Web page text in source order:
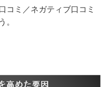
コミ／ネガティブ口コミ